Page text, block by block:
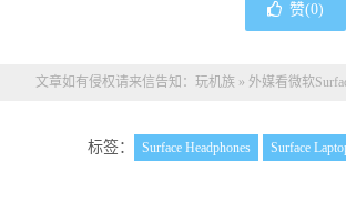
赞(0)
文章如有侵权请来信告知： 玩机族 » 外媒看微软
标签： Surface Headphones Surface